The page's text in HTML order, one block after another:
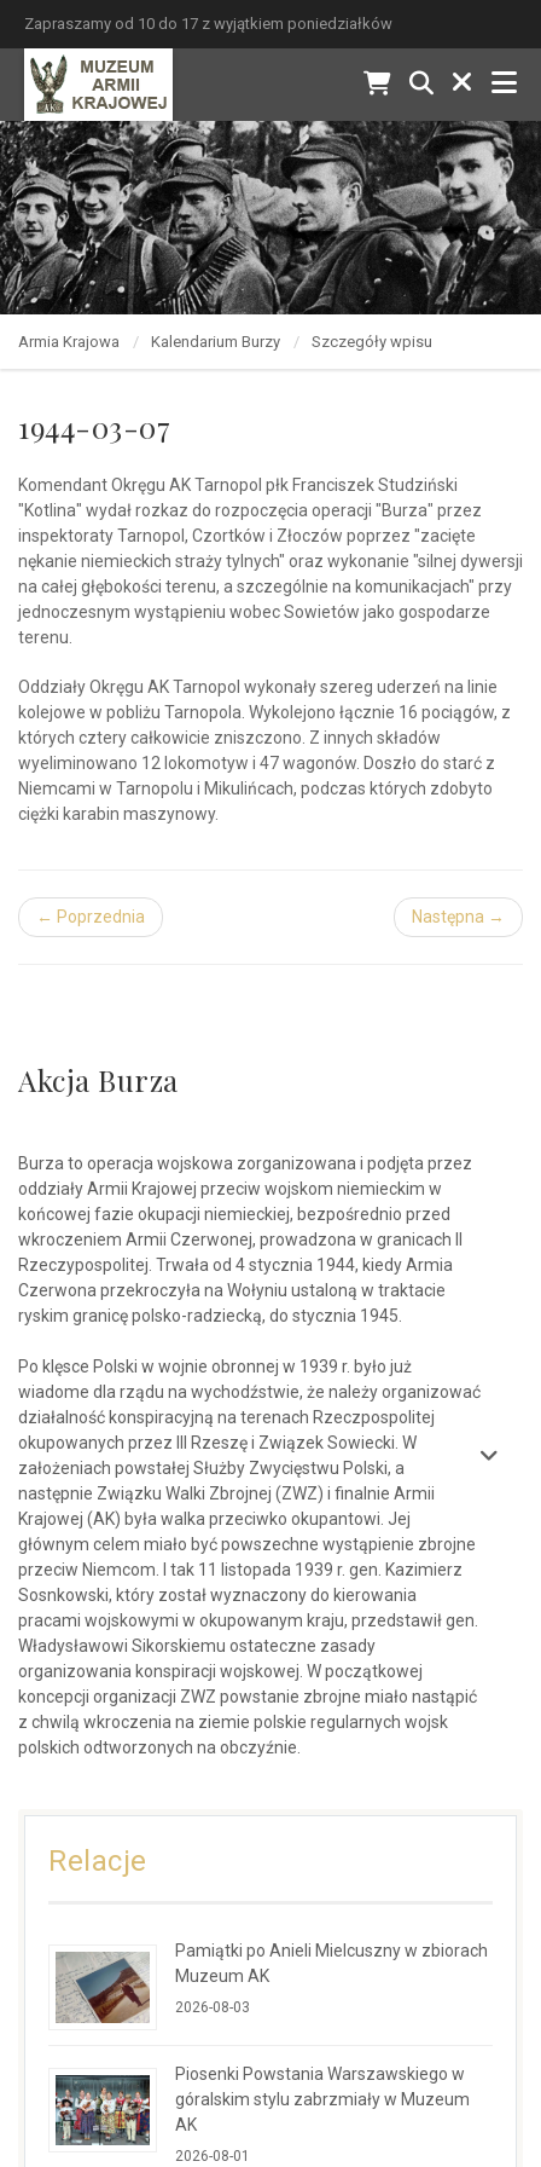
Zapraszamy od 10 do 17 z wyjątkiem poniedziałków
Armia Krajowa Kalendarium Burzy Szczegóły wpisu
1944-03-07
Komendant Okręgu AK Tarnopol płk Franciszek Studziński
"Kotlina" wydał rozkaz do rozpoczęcia operacji "Burza" przez
inspektoraty Tarnopol, Czortków i Złoczów poprzez "zacięte
nękanie niemieckich straży tylnych" oraz wykonanie "silnej dywersji
na całej głębokości terenu, a szczególnie na komunikacjach" przy
jednoczesnym wystąpieniu wobec Sowietów jako gospodarze
terenu.
Oddziały Okręgu AK Tarnopol wykonały szereg uderzeń na linie
kolejowe w pobliżu Tarnopola. Wykolejono łącznie 16 pociągów, z
których cztery całkowicie zniszczono. Z innych składów
wyeliminowano 12 lokomotyw i 47 wagonów. Doszło do starć z
Niemcami w Tarnopolu i Mikulińcach, podczas których zdobyto
ciężki karabin maszynowy.
← Poprzednia Następna →
Akcja Burza
Burza to operacja wojskowa zorganizowana i podjęta przez
oddziały Armii Krajowej przeciw wojskom niemieckim w
końcowej fazie okupacji niemieckiej, bezpośrednio przed
wkroczeniem Armii Czerwonej, prowadzona w granicach II
Rzeczypospolitej. Trwała od 4 stycznia 1944, kiedy Armia
Czerwona przekroczyła na Wołyniu ustaloną w traktacie
ryskim granicę polsko-radziecką, do stycznia 1945.
Po klęsce Polski w wojnie obronnej w 1939 r. było już
wiadome dla rządu na wychodźstwie, że należy organizować
działalność konspiracyjną na terenach Rzeczpospolitej
okupowanych przez III Rzeszę i Związek Sowiecki. W
założeniach powstałej Służby Zwycięstwu Polski, a
następnie Związku Walki Zbrojnej (ZWZ) i finalnie Armii
Krajowej (AK) była walka przeciwko okupantowi. Jej
głównym celem miało być powszechne wystąpienie zbrojne
przeciw Niemcom. I tak 11 listopada 1939 r. gen. Kazimierz
Sosnkowski, który został wyznaczony do kierowania
pracami wojskowymi w okupowanym kraju, przedstawił gen.
Władysławowi Sikorskiemu ostateczne zasady
organizowania konspiracji wojskowej. W początkowej
koncepcji organizacji ZWZ powstanie zbrojne miało nastąpić
z chwilą wkroczenia na ziemie polskie regularnych wojsk
polskich odtworzonych na obczyźnie.
Relacje
Pamiątki po Anieli Mielcuszny w zbiorach
Muzeum AK
2026-08-03
Piosenki Powstania Warszawskiego w
góralskim stylu zabrzmiały w Muzeum
AK
2026-08-01